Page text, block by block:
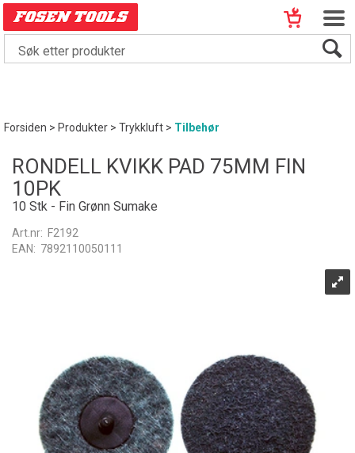
Forsiden>Produkter>Trykkluft>Tilbehør
RONDELL KVIKK PAD 75MM FIN
10PK
10 Stk - Fin Grønn Sumake
Art.nr: F2192
EAN: 7892110050111